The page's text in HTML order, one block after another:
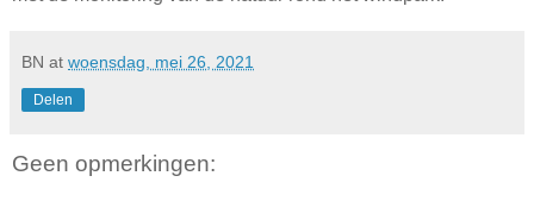
BN at woensdag, mei 26, 2021
Delen
Geen opmerkingen: